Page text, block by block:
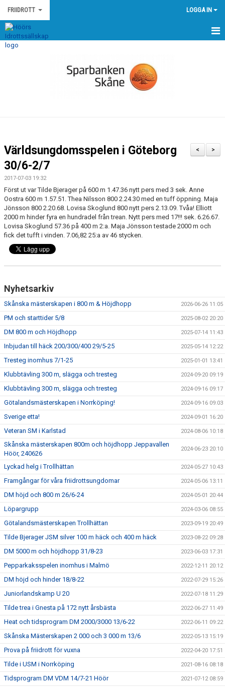
FRIIDROTT LOGGA IN
HEM
BILDGALLERI
DOKUMENT
KONTAKT
EGNA TÄVLINGAR
ATT TÄVLA I FRIIDROTT
>
<
Världsungdomsspelen i Göteborg
30/6-2/7
2017-07-03 19:32
Först ut var Tilde Bjerager på 600 m 1.47.36 nytt pers med 3 sek. Anne
Oostra 600 m 1.57.51. Thea Nilsson 800 2.24.30 med en tuff öppning. Maja
Jönsson 800 2.20.68. Lovisa Skoglund 800 nytt pers 2.13.09. Tvåa! Elliott
2000 m hinder fyra en hundradel från trean. Nytt pers med 17!!! sek. 6.26.67.
Lovisa Skoglund 57.36 på 400 m 2:a. Maja Jönsson testade 2000 m och
fick det tufft i vinden. 7.06,82 25:a av 46 stycken.
Nyhetsarkiv
Skånska mästerskapen i 800 m & Höjdhopp 2026-06-26 11:05
PM och starttider 5/8 2025-08-02 20:20
DM 800 m och Höjdhopp 2025-07-14 11:43
Inbjudan till häck 200/300/400 29/5-25 2025-05-14 12:22
Tresteg inomhus 7/1-25 2025-01-01 13:41
Klubbtävling 300 m, slägga och tresteg 2024-09-20 09:19
Klubbtävling 300 m, slägga och tresteg 2024-09-16 09:17
Götalandsmästerskapen i Norrköping! 2024-09-16 09:03
Sverige etta! 2024-09-01 16:20
Veteran SM i Karlstad 2024-08-06 10:18
Skånska mästerskapen 800m och höjdhopp Jeppavallen
Höör, 240626
2024-06-23 20:10
Lyckad helg i Trollhättan 2024-05-27 10:43
Framgångar för våra friidrottsungdomar 2024-05-06 13:11
DM höjd och 800 m 26/6-24 2024-05-01 20:44
Löpargrupp 2024-03-06 08:55
Götalandsmästerskapen Trollhättan 2023-09-19 20:49
Tilde Bjerager JSM silver 100 m häck och 400 m häck 2023-08-22 09:28
DM 5000 m och höjdhopp 31/8-23 2023-06-03 17:31
Pepparkaksspelen inomhus i Malmö 2022-12-11 20:12
DM höjd och hinder 18/8-22 2022-07-29 15:26
Juniorlandskamp U 20 2022-07-18 11:29
Tilde trea i Gnesta på 172 nytt årsbästa 2022-06-27 11:49
Heat och tidsprogram DM 2000/3000 13/6-22 2022-06-11 09:22
Skånska Mästerskapen 2 000 och 3 000 m 13/6 2022-05-13 15:19
Prova på friidrott för vuxna 2022-04-20 17:51
Tilde i USM i Norrköping 2021-08-16 08:18
Tidsprogram DM VDM 14/7-21 Höör 2021-07-12 08:59